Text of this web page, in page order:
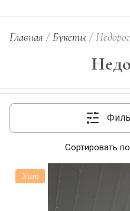
Главная / Букеты /
Сортировать по
Хит